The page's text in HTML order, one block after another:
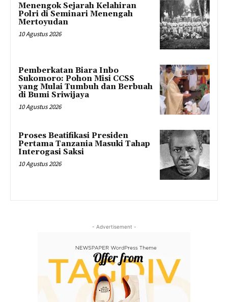
Menengok Sejarah Kelahiran
Polri di Seminari Menengah
Mertoyudan
10 Agustus 2026
Pemberkatan Biara Inbo
Sukomoro: Pohon Misi CCSS
yang Mulai Tumbuh dan Berbuah
di Bumi Sriwijaya
10 Agustus 2026
Proses Beatifikasi Presiden
Pertama Tanzania Masuki Tahap
Interogasi Saksi
10 Agustus 2026
- Advertisement -